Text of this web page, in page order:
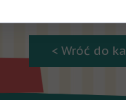
< Wróć do